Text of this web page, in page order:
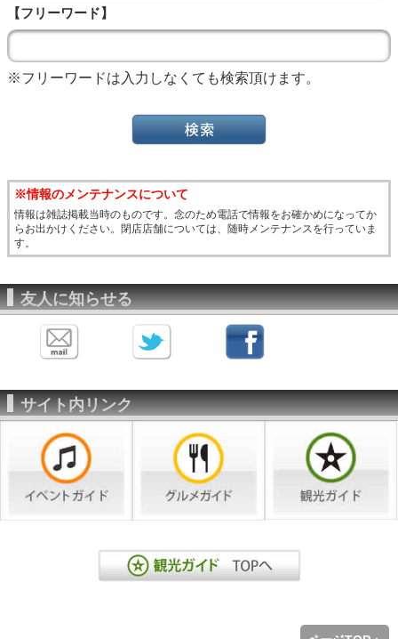
【フリーワード】
※フリーワードは入力しなくても検索頂けます。
※情報のメンテナンスについて
情報は雑誌掲載当時のものです。念のため電話で情報をお確かめになってか
らお出かけください。閉店店舗については、随時メンテナンスを行っていま
す。
友人に知らせる
サイト内リンク